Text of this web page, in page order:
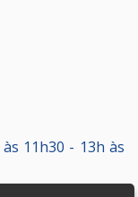
11h30 - 13h às